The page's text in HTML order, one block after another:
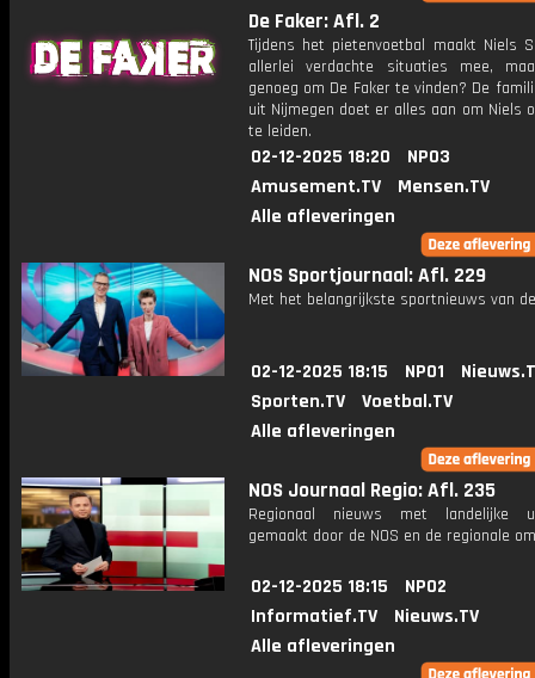
De Faker: Afl. 2
Tijdens het pietenvoetbal maakt Niels
allerlei verdachte situaties mee,
genoeg om De Faker te vinden? De
uit Nijmegen doet er alles aan om Niels
te leiden.
02-12-2025 18:20
NPO3
Amusement.TV
Mensen.TV
Alle afleveringen
NOS Sportjournaal: Afl. 229
Met het belangrijkste sportnieuws van
02-12-2025 18:15 NPO1
Sporten.TV
Voetbal.TV
Alle afleveringen
NOS Journaal Regio: Afl. 235
Regionaal nieuws met landelijke
gemaakt door de NOS en de regionale
02-12-2025 18:15
NPO2
Informatief.TV
Nieuws.TV
Alle afleveringen